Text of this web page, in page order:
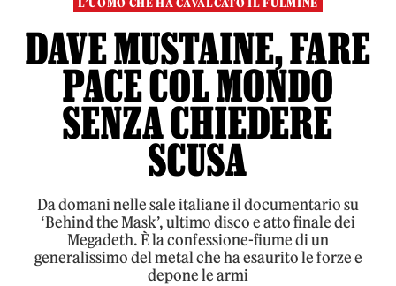
L’UOMO CHE HA CAVALCATO IL FULMINE
DAVE MUSTAINE, FARE
PACE COL MONDO
SENZA CHIEDERE
SCUSA
Da domani nelle sale italiane il documentario su
‘Behind the Mask’, ultimo disco e atto finale dei
Megadeth. È la confessione-fiume di un
generalissimo del metal che ha esaurito le forze e
depone le armi